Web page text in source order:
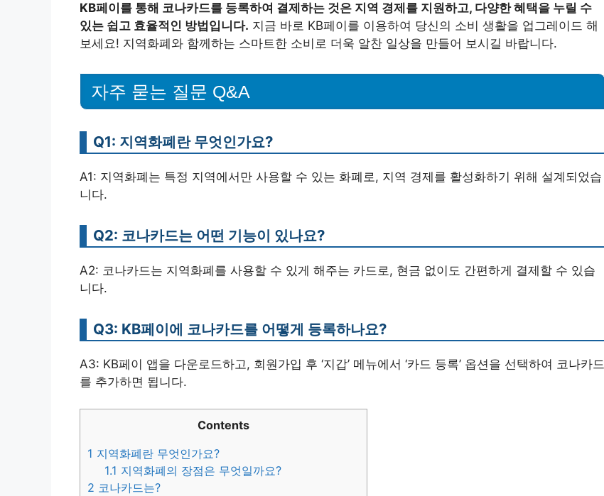
KB페이를 통해 코나카드를 등록하여 결제하는 것은 지역 경제를 지원하고, 다양한 혜택을 누릴 수
있는 쉽고 효율적인 방법입니다. 지금 바로 KB페이를 이용하여 당신의 소비 생활을 업그레이드 해
보세요! 지역화폐와 함께하는 스마트한 소비로 더욱 알찬 일상을 만들어 보시길 바랍니다.
자주 묻는 질문 Q&A
Q1: 지역화폐란 무엇인가요?
A1: 지역화폐는 특정 지역에서만 사용할 수 있는 화폐로, 지역 경제를 활성화하기 위해 설계되었습
니다.
Q2: 코나카드는 어떤 기능이 있나요?
A2: 코나카드는 지역화폐를 사용할 수 있게 해주는 카드로, 현금 없이도 간편하게 결제할 수 있습
니다.
Q3: KB페이에 코나카드를 어떻게 등록하나요?
A3: KB페이 앱을 다운로드하고, 회원가입 후 ‘지갑’ 메뉴에서 ‘카드 등록’ 옵션을 선택하여 코나카드
를 추가하면 됩니다.
Contents
1 지역화폐란 무엇인가요?
1.1 지역화폐의 장점은 무엇일까요?
2 코나카드는?